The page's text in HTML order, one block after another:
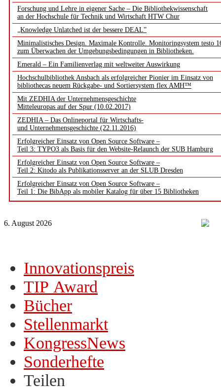
Forschung und Lehre in eigener Sache – Die Bibliothekwissenschaft
an der Hochschule für Technik und Wirtschaft HTW Chur
„Knowledge Unlatched ist der bessere DEAL”
Minimalistisches Design. Maximale Kontrolle. Monitoringsystem testo
zum Überwachen der Umgebungsbedingungen in Bibliotheken.
Emerald – Ein Familienverlag mit weltweiter Auswirkung
Hochschulbibliothek Ansbach als erfolgreicher Pionier im Einsatz von
bibliothecas neuem Rückgabe- und Sortiersystem flex AMH™
Mit ZEDHIA der Unternehmensgeschichte
Mitteleuropas auf der Spur (10.02.2017)
ZEDHIA – Das Onlineportal für Wirtschafts-
und Unternehmensgeschichte (22.11.2016)
Erfolgreicher Einsatz von Open Source Software –
Teil 3: TYPO3 als Basis für den Website-Relaunch der SUB Hamburg
Erfolgreicher Einsatz von Open Source Software –
Teil 2: Kitodo als Publikationsserver an der SLUB Dresden
Erfolgreicher Einsatz von Open Source Software –
Teil 1: Die BibApp als mobiler Katalog für über 15 Bibliotheken
6. August 2026
Innovationspreis
TIP Award
Bücher
Stellenmarkt
KongressNews
Sonderhefte
Teilen